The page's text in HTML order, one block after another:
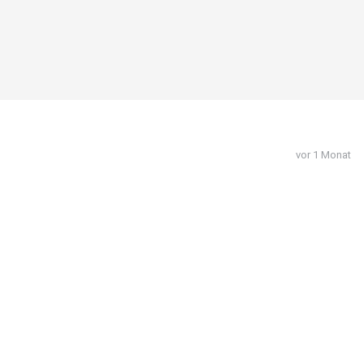
vor 1 Monat